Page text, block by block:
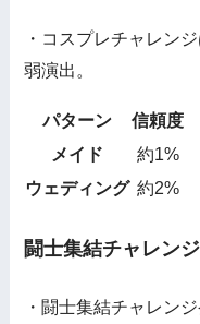
・コスプレチャレン
弱演出。
パターン
信頼度
メイド
約1%
ウェディング 約2%
闘士集結チャレンジ
・闘士集結チャレン